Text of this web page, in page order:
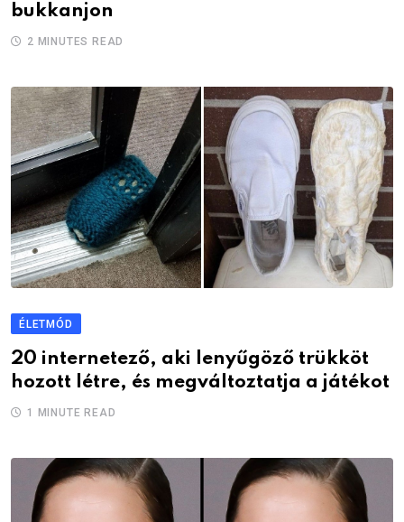
bukkanjon
2 MINUTES READ
ÉLETMÓD
20 internetező, aki lenyűgöző trükköt
hozott létre, és megváltoztatja a játékot
1 MINUTE READ